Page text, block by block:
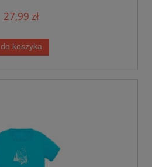
27,99 zł
do koszyka